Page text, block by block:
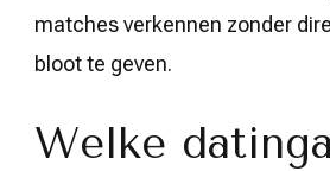
matches verkennen zonder
bloot te geven.
Welke